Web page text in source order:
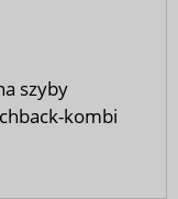
szyby
kombi